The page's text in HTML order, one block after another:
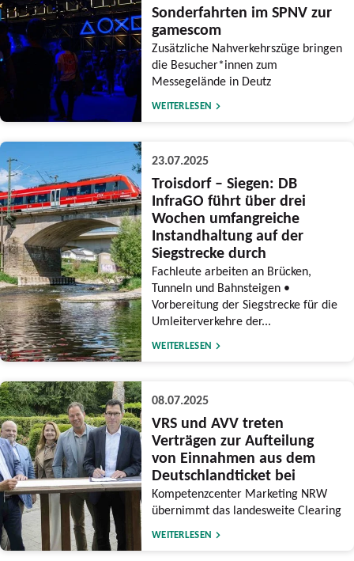
Sonderfahrten im SPNV zur
gamescom
Zusätzliche Nahverkehrszüge bringen
die Besucher*innen zum
Messegelände in Deutz
WEITERLESEN
23.07.2025
Troisdorf – Siegen: DB
InfraGO führt über drei
Wochen umfangreiche
Instandhaltung auf der
Siegstrecke durch
Fachleute arbeiten an Brücken,
Tunneln und Bahnsteigen •
Vorbereitung der Siegstrecke für die
Umleiterverkehre der...
WEITERLESEN
08.07.2025
VRS und AVV treten
Verträgen zur Aufteilung
von Einnahmen aus dem
Deutschlandticket bei
Kompetenzcenter Marketing NRW
übernimmt das landesweite Clearing
WEITERLESEN